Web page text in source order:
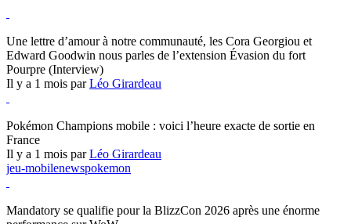
Une lettre d’amour à notre communauté, les Cora Georgiou et
Edward Goodwin nous parles de l’extension Évasion du fort
Pourpre (Interview)
Il y a 1 mois parLéo Girardeau
Pokémon Champions mobile : voici l’heure exacte de sortie en
France
Il y a 1 mois parLéo Girardeau
jeu-mobilenewspokemon
Mandatory se qualifie pour la BlizzCon 2026 après une énorme